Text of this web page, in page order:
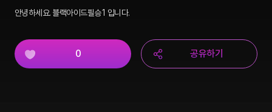
안녕하세요. 블랙아이드필승1 입니다.
0 공유하기